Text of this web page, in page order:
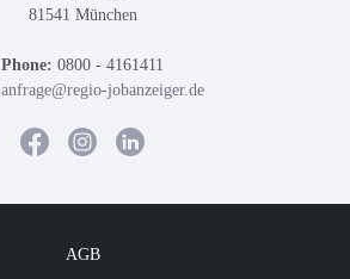
81541 München
Phone: 0800 - 4161411
anfrage@regio-jobanzeiger.de
AGB